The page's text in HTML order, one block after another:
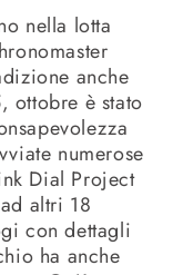
nella lotta
anche
ottobre è stato
numerose
Dial Project
altri 18
con dettagli
ha anche